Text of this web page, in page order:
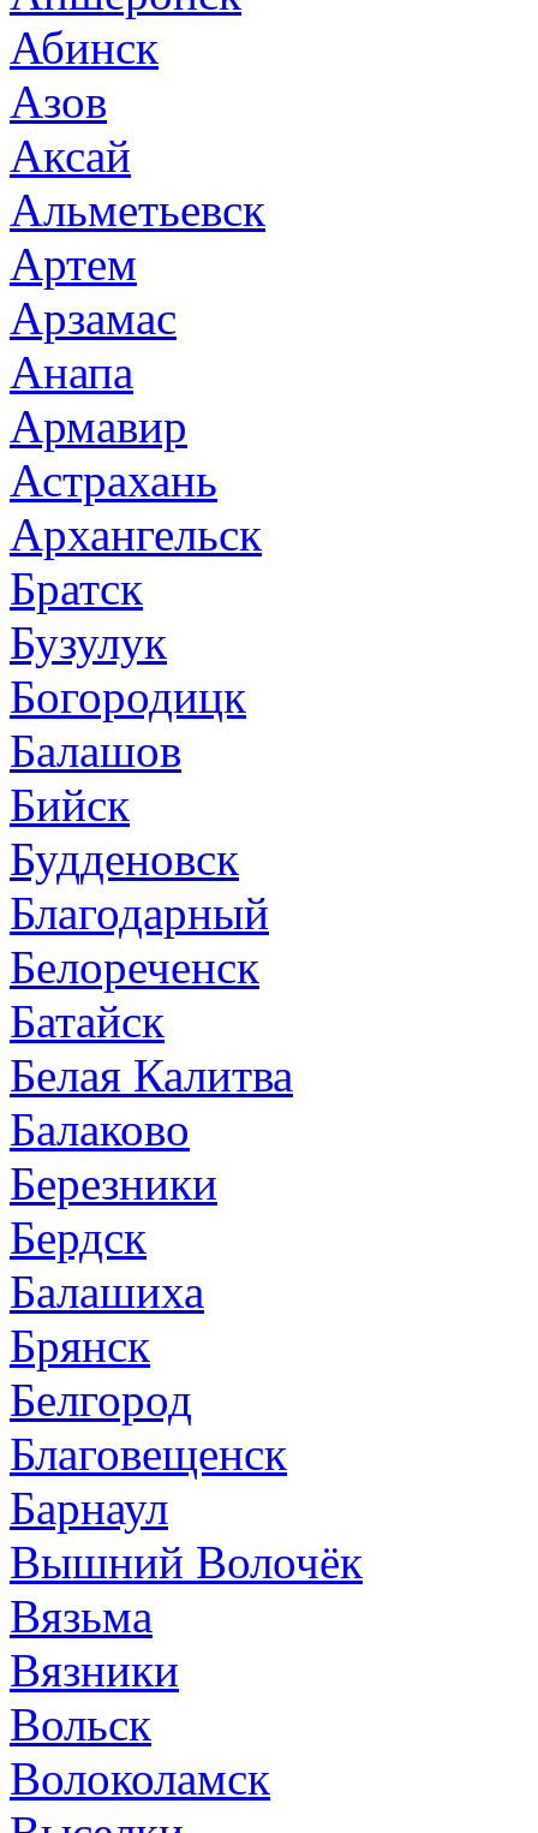
Абинск
Азов
Аксай
Альметьевск
Артем
Арзамас
Анапа
Армавир
Астрахань
Архангельск
Братск
Бузулук
Богородицк
Балашов
Бийск
Будденовск
Благодарный
Белореченск
Батайск
Белая Калитва
Балаково
Березники
Бердск
Балашиха
Брянск
Белгород
Благовещенск
Барнаул
Вышний Волочёк
Вязьма
Вязники
Вольск
Волоколамск